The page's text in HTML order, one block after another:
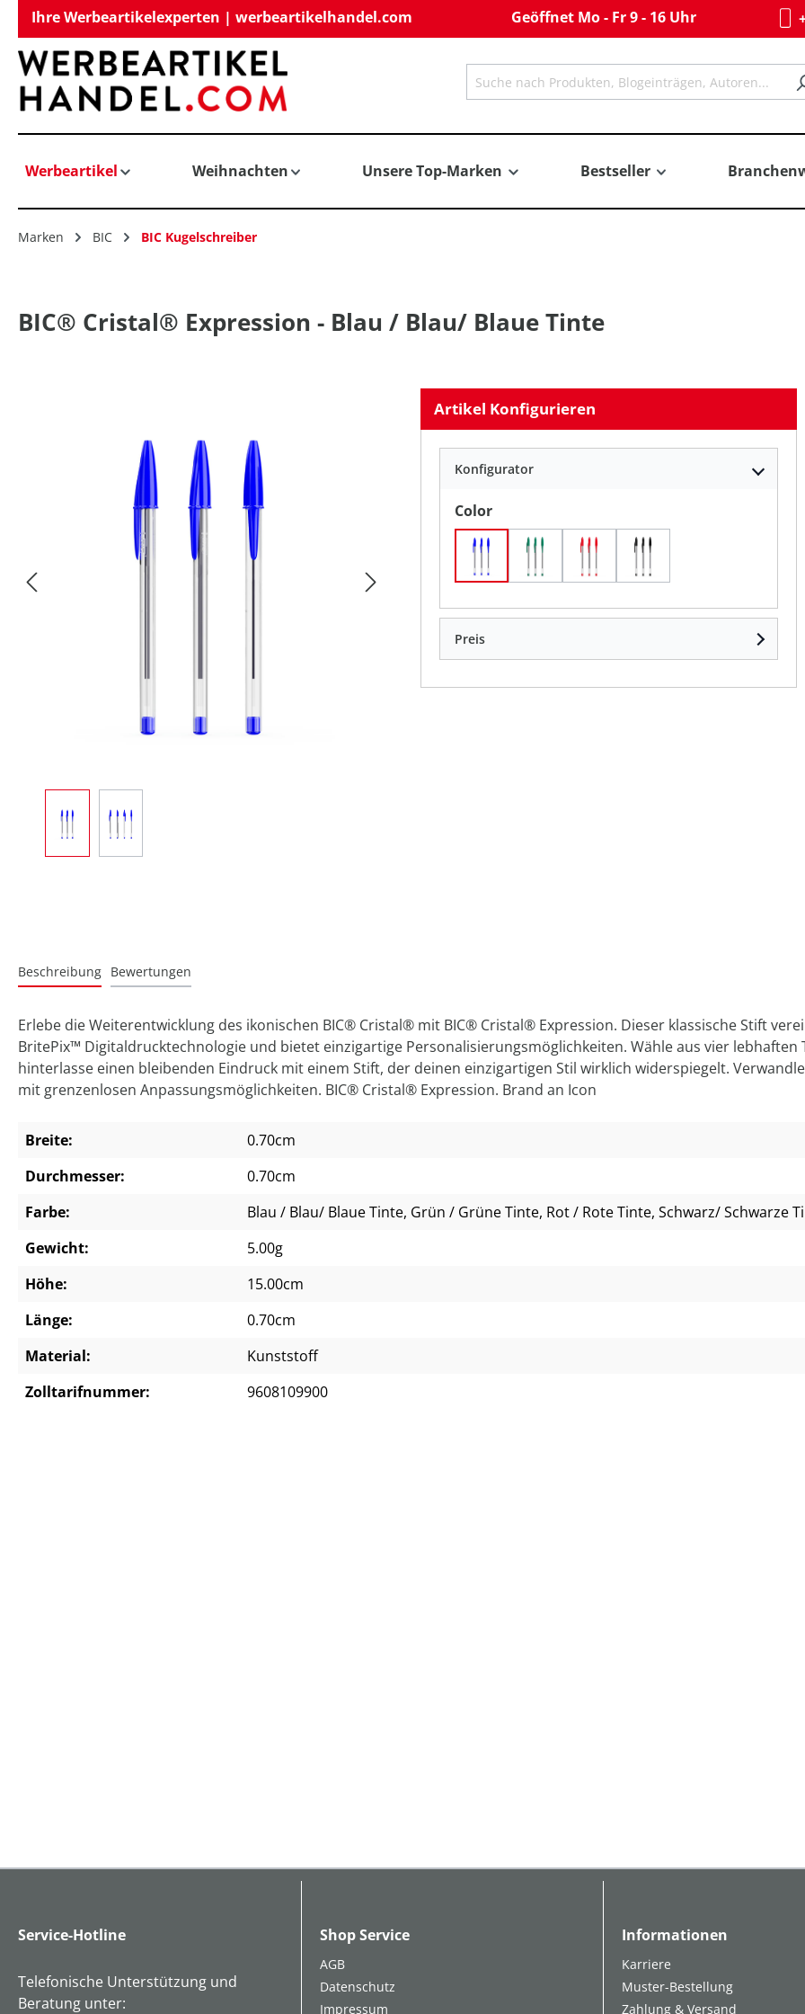
Zur Hauptnavigation springen
Ihre Werbeartikelexperten | werbeartikelhandel.com Geöffnet Mo - Fr 9 - 16 Uhr
Werbeartikel Weihnachten Unsere Top-Marken Bestseller
Marken BIC BIC Kugelschreiber
BIC® Cristal® Expression - Blau / Blau/ Blaue Tinte
Artikel Konfigurieren
Konfigurator
Colorauswählen
Blau / Blau/ Blaue Tinte
Grün / Grüne Tinte
Rot / Rote TinteSchwarz/ Schwarze
Preis
Beschreibung Bewertungen
Erlebe die Weiterentwicklung des ikonischen BIC® Cristal® mit BIC® Cristal® Expression. Dieser klassische Stift
BritePix™ Digitaldrucktechnologie und bietet einzigartige Personalisierungsmöglichkeiten. Wähle aus vier
hinterlasse einen bleibenden Eindruck mit einem Stift, der deinen einzigartigen Stil wirklich widerspiegelt.
mit grenzenlosen Anpassungsmöglichkeiten. BIC® Cristal® Expression. Brand an Icon
Breite:
0.70cm
Durchmesser:
0.70cm
Farbe:
Blau / Blau/ Blaue Tinte, Grün / Grüne Tinte, Rot / Rote Tinte, Schwarz/ Schwarze
Gewicht:
5.00g
Höhe:
15.00cm
Länge:
0.70cm
Material:
Kunststoff
Zolltarifnummer:
9608109900
Service-Hotline
Telefonische Unterstützung und
Beratung unter:
Shop Service
AGB
Datenschutz
Impressum
Informationen
Karriere
Muster-Bestellung
Zahlung & Versand